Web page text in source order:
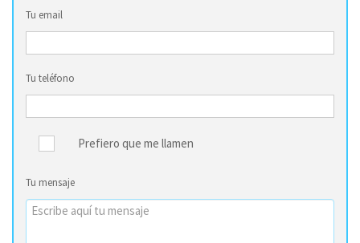
Tu email
Tu teléfono
Prefiero que me llamen
Tu mensaje